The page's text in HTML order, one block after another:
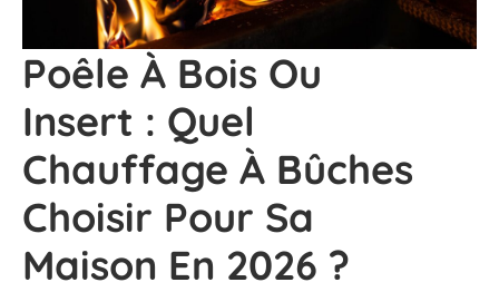
Poêle À Bois Ou
Insert : Quel
Chauffage À Bûches
Choisir Pour Sa
Maison En 2026 ?